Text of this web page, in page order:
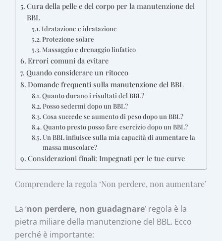
Cura della pelle e del corpo per la manutenzione del
BBL
Idratazione e idratazione
Protezione solare
Massaggio e drenaggio linfatico
Errori comuni da evitare
Quando considerare un ritocco
Domande frequenti sulla manutenzione del BBL
Quanto durano i risultati del BBL?
Posso sedermi dopo un BBL?
Cosa succede se aumento di peso dopo un BBL?
Quanto presto posso fare esercizio dopo un BBL?
Un BBL influisce sulla mia capacità di aumentare la
massa muscolare?
Considerazioni finali: Impegnati per le tue curve
Comprendere la regola ‘Non perdere, non aumentare’
La ‘non perdere, non guadagnare’ regola è la
pietra miliare della manutenzione del BBL. Ecco
perché è importante: